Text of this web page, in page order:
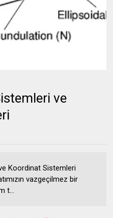
ve
Koordinat Sistemleri
vazgeçilmez bir
t...